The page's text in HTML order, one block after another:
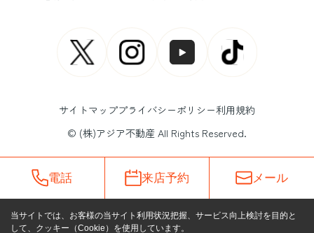
サイトマッププライバシーポリシー利用規約
© (株)アジア不動産 All Rights Reserved.
電話 来店予約 メール
当サイトでは、お客様の当サイト利用状況把握、サービス向上検討を目的と
して、クッキー（Cookie）を使用しています。